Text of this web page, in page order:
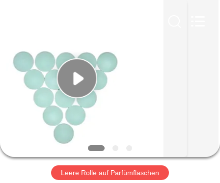
HEIM
PRODUKTE
VIDEOS
VR-
SHOW
Leere Rolle auf Parfümflaschen